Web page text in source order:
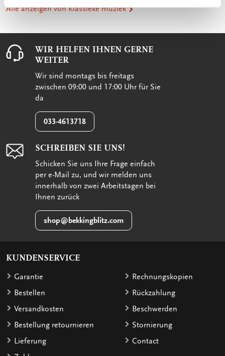
Alle anzeigen von Klassieke muziek
WIR HELFEN IHNEN GERNE
WEITER
Wir sind montags bis freitags
zwischen 09:00 und 17:00 Uhr für Sie
da
033-4613718
SCHREIBEN SIE UNS!
Schicken Sie uns Ihre Frage einfach
per e-Mail zu, und wir melden uns
innerhalb von zwei Arbeitstagen bei
Ihnen zurück
shop@bekkingblitz.com
KUNDENSERVICE
Garantie
Bestellen
Versandkosten
Bestellung retournieren
Lieferung
Rechnungskopien
Rückzahlung
Beschwerden
Stornierung
Contact